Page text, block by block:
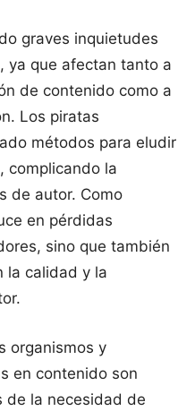
graves inquietudes
ya que afectan tanto a
de contenido como a
Los piratas
métodos para eludir
complicando la
de autor. Como
en pérdidas
sino que también
la calidad y la
organismos y
en contenido son
de la necesidad de